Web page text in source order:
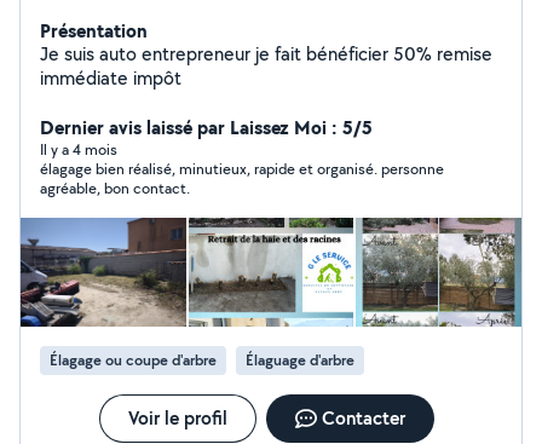
Présentation
Je suis auto entrepreneur je fait bénéficier 50% remise
immédiate impôt
Dernier avis laissé par Laissez Moi : 5/5
Il y a 4 mois
élagage bien réalisé, minutieux, rapide et organisé. personne
agréable, bon contact.
Élagage ou coupe d'arbre Élaguage d'arbre
Voir le profil Contacter